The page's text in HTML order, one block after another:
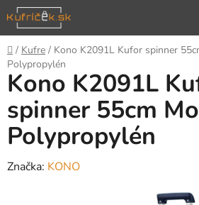
Prejsť
na
obsah
Domov
/ Kufre / Kono K2091L Kufor spinner
Polypropylén
Kono K2091L
spinner 55cm
Polypropylén
Značka: KONO